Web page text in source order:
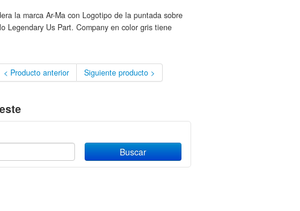
la marca Ar-Ma con Logotipo de la puntada sobre
Legendary Us Part. Company en color gris tiene
< Producto anterior Siguiente producto >